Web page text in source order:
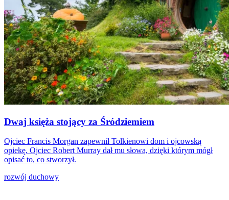
Dwaj księża stojący za Śródziemiem
Ojciec Francis Morgan zapewnił Tolkienowi dom i ojcowską
opiekę. Ojciec Robert Murray dał mu słowa, dzięki którym mógł
opisać to, co stworzył.
rozwój duchowy